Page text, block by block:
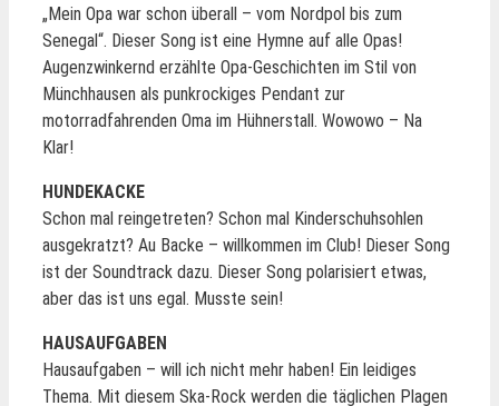
„Mein Opa war schon überall – vom Nordpol bis zum
Senegal“. Dieser Song ist eine Hymne auf alle Opas!
Augenzwinkernd erzählte Opa-Geschichten im Stil von
Münchhausen als punkrockiges Pendant zur
motorradfahrenden Oma im Hühnerstall. Wowowo – Na
Klar!
HUNDEKACKE
Schon mal reingetreten? Schon mal Kinderschuhsohlen
ausgekratzt? Au Backe – willkommen im Club! Dieser Song
ist der Soundtrack dazu. Dieser Song polarisiert etwas,
aber das ist uns egal. Musste sein!
HAUSAUFGABEN
Hausaufgaben – will ich nicht mehr haben! Ein leidiges
Thema. Mit diesem Ska-Rock werden die täglichen Plagen